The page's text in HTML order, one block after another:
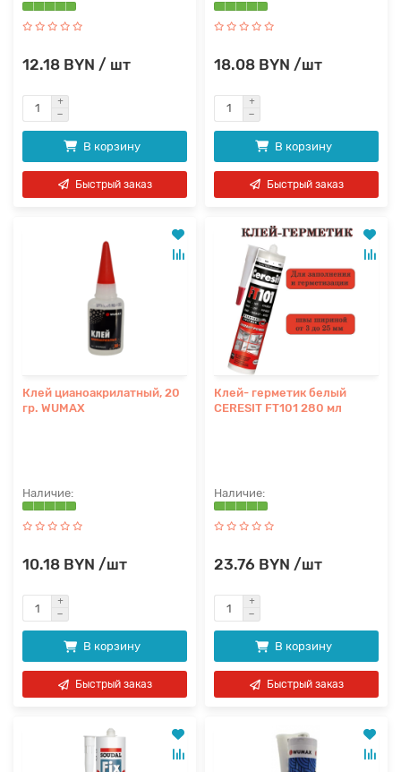
12.18 BYN / шт
В корзину
Быстрый заказ
18.08 BYN /шт
В корзину
Быстрый заказ
Клей цианоакрилатный, 20
гр. WUMAX
10.18 BYN /шт
В корзину
Быстрый заказ
Клей- герметик белый
CERESIT FT101 280 мл
23.76 BYN /шт
В корзину
Быстрый заказ